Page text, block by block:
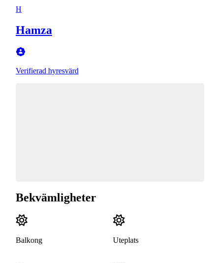
H
Hamza
Verifierad hyresvärd
Bekvämligheter
Balkong Uteplats